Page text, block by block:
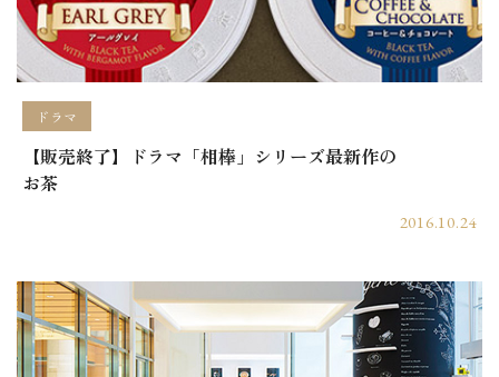
ドラマ
【販売終了】ドラマ「相棒」シリーズ最新作の
お茶
2016.10.24